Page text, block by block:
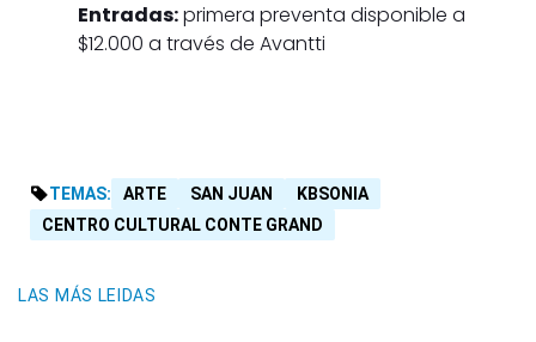
Entradas:primera preventa disponible a
$12.000 a través de Avantti
TEMAS: ARTE SAN JUAN
KBSONIA
CENTRO CULTURAL CONTE GRAND
LAS MÁS LEIDAS